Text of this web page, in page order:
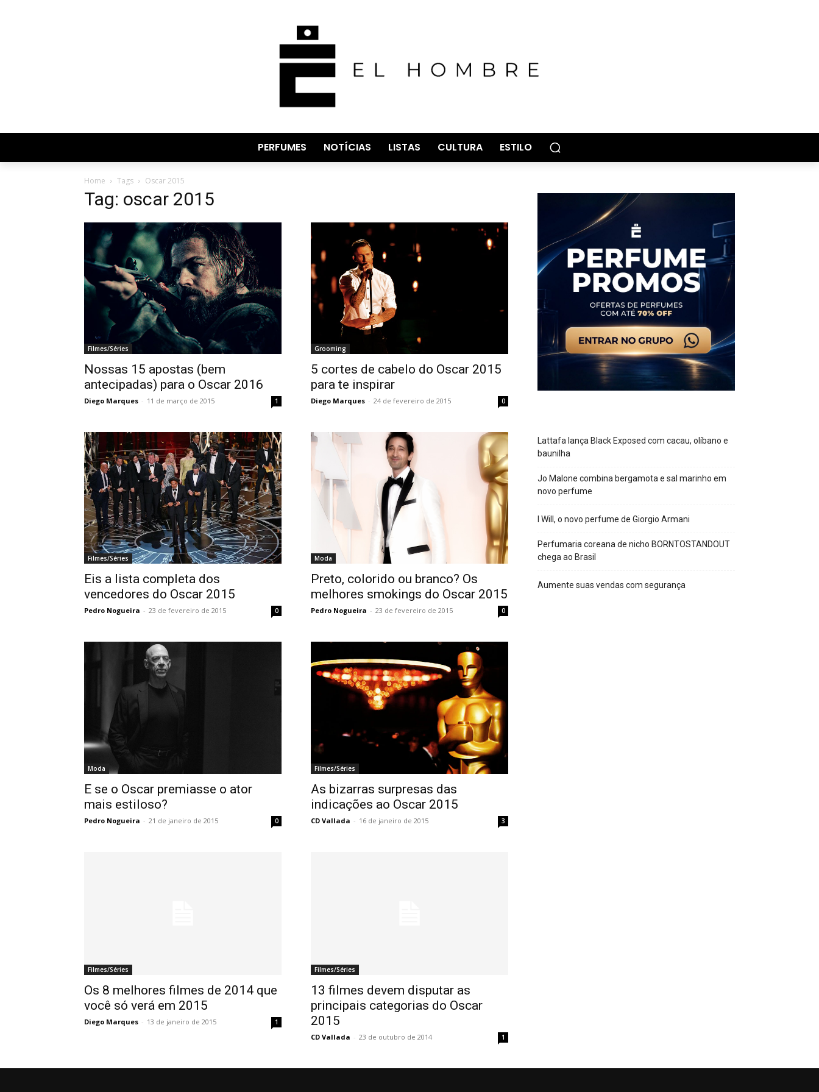
PERFUMES NOTÍCIAS LISTAS CULTURA ESTILO
Home Tags Oscar 2015
Tag: oscar 2015
Filmes/Séries
Nossas 15 apostas (bem
antecipadas) para o Oscar 2016
Diego Marques - 11 de março de 2015 1
Grooming
5 cortes de cabelo do Oscar 2015
para te inspirar
Diego Marques - 24 de fevereiro de 2015 0
Filmes/Séries
Eis a lista completa dos
vencedores do Oscar 2015
Pedro Nogueira - 23 de fevereiro de 2015 0
Moda
Preto, colorido ou branco? Os
melhores smokings do Oscar 2015
Pedro Nogueira - 23 de fevereiro de 2015 0
Moda
E se o Oscar premiasse o ator
mais estiloso?
Pedro Nogueira - 21 de janeiro de 2015 0
Filmes/Séries
As bizarras surpresas das
indicações ao Oscar 2015
CD Vallada - 16 de janeiro de 2015 3
Filmes/Séries
Os 8 melhores filmes de 2014 que
você só verá em 2015
Diego Marques - 13 de janeiro de 2015 1
Filmes/Séries
13 filmes devem disputar as
principais categorias do Oscar
2015
CD Vallada - 23 de outubro de 2014 1
Lattafa lança Black Exposed com cacau, olíbano e
baunilha
Jo Malone combina bergamota e sal marinho em
novo perfume
I Will, o novo perfume de Giorgio Armani
Perfumaria coreana de nicho BORNTOSTANDOUT
chega ao Brasil
Aumente suas vendas com segurança